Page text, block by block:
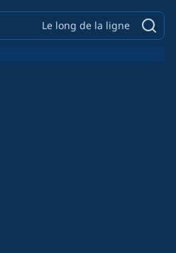
Le long de la ligne